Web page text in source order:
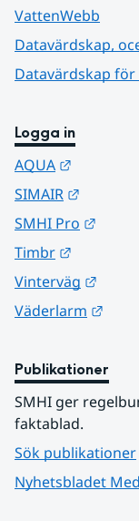
VattenWebb
Datavärdskap,
Datavärdskap
Logga in
AQUA
SIMAIR
SMHI Pro
Timbr
Vinterväg
Väderlarm
Publikationer
SMHI ger
faktablad.
Sök publikationer
Nyhetsbladet